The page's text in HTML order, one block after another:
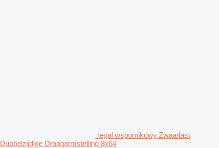
regal wspornikowy Zwaarlast
Dubbelzijdige Draagarmstelling 8x64